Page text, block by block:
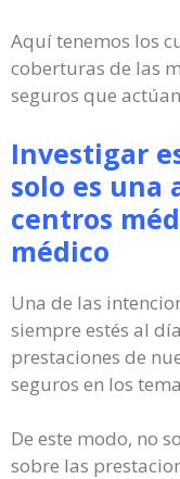
Aquí tenemos los
coberturas de las
seguros que
Investigar
solo es una
centros
médico
Una de las
siempre estés al
prestaciones de
seguros en los
De este modo, no
sobre las